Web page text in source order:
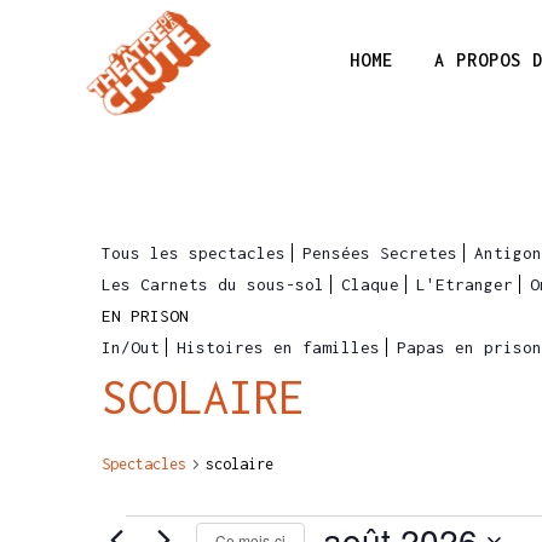
HOME A PROPOS
Tous les spectacles Pensées Secretes
Les Carnets du sous-sol
Claque L'Etranger
EN PRISON
In/Out
Histoires en familles Papas en prison
SCOLAIRE
Spectacles scolaire
SPECTACLES